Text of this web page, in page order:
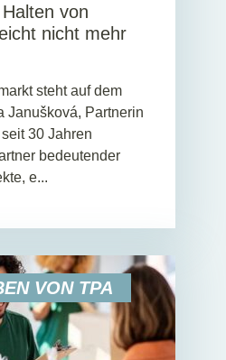
von
nicht mehr
steht auf dem
Janušková, Partnerin
30 Jahren
bedeutender
e...
VON TPA